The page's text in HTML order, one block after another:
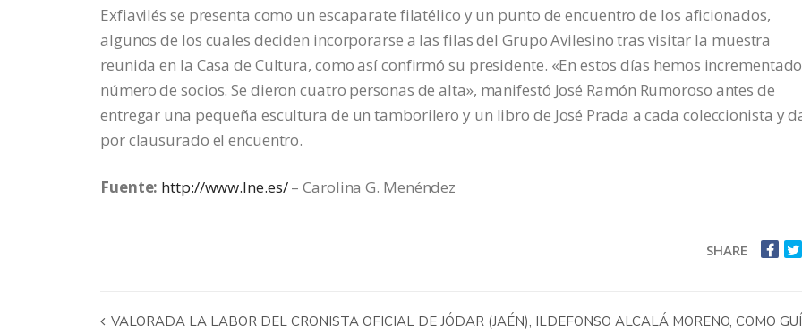
Exfiavilés se presenta como un escaparate filatélico y un punto de encuentro de los aficionados,
algunos de los cuales deciden incorporarse a las filas del Grupo Avilesino tras visitar la muestra
reunida en la Casa de Cultura, como así confirmó su presidente. «En estos días hemos
número de socios. Se dieron cuatro personas de alta», manifestó José Ramón Rumoroso antes de
entregar una pequeña escultura de un tamborilero y un libro de José Prada a cada coleccionista y
por clausurado el encuentro.
Fuente: http://www.lne.es/– Carolina G. Menéndez
SHARE
VALORADA LA LABOR DEL CRONISTA OFICIAL DE JÓDAR (JAÉN), ILDEFONSO ALCALÁ MORENO, COMO